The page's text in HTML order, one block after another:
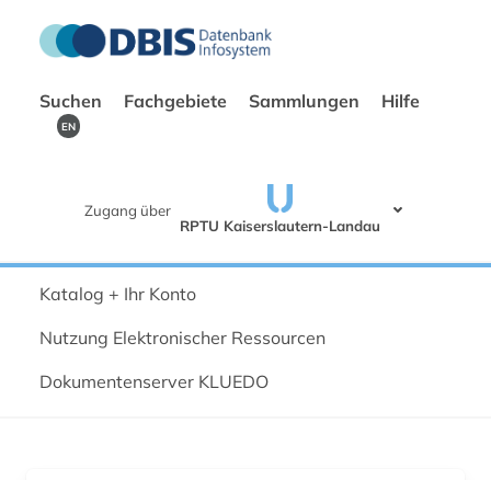
Suchen Fachgebiete Sammlungen Hilfe
EN
Zugang über
RPTU Kaiserslautern-Landau
Katalog + Ihr Konto
Nutzung Elektronischer Ressourcen
Dokumentenserver KLUEDO